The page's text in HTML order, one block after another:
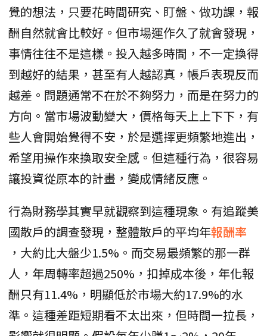
覺的想法，只要花時間研究、盯盤、做功課，報
酬自然就會比較好。但市場運作久了就會發現，
事情往往不是這樣。投入越多時間，不一定換得
到越好的結果，甚至有人越認真，帳戶表現反而
越差。問題通常不在於不夠努力，而是在努力的
方向。當市場波動變大，價格每天上上下下，有
些人會開始覺得不安，於是選擇更頻繁地進出，
希望用操作來換取安全感。但這種行為，很容易
讓投資從原本的計畫，變成情緒反應。
行為財務學其實早就觀察到這種現象。有追蹤美
國散戶的調查發現，整體散戶的平均年報酬率
，大約比大盤少1.5%。而交易最頻繁的那一群
人，年周轉率超過250%，扣掉成本後，年化報
酬只有11.4%，明顯低於市場大約17.9%的水
準。這種差距短期看不太出來，但時間一拉長，